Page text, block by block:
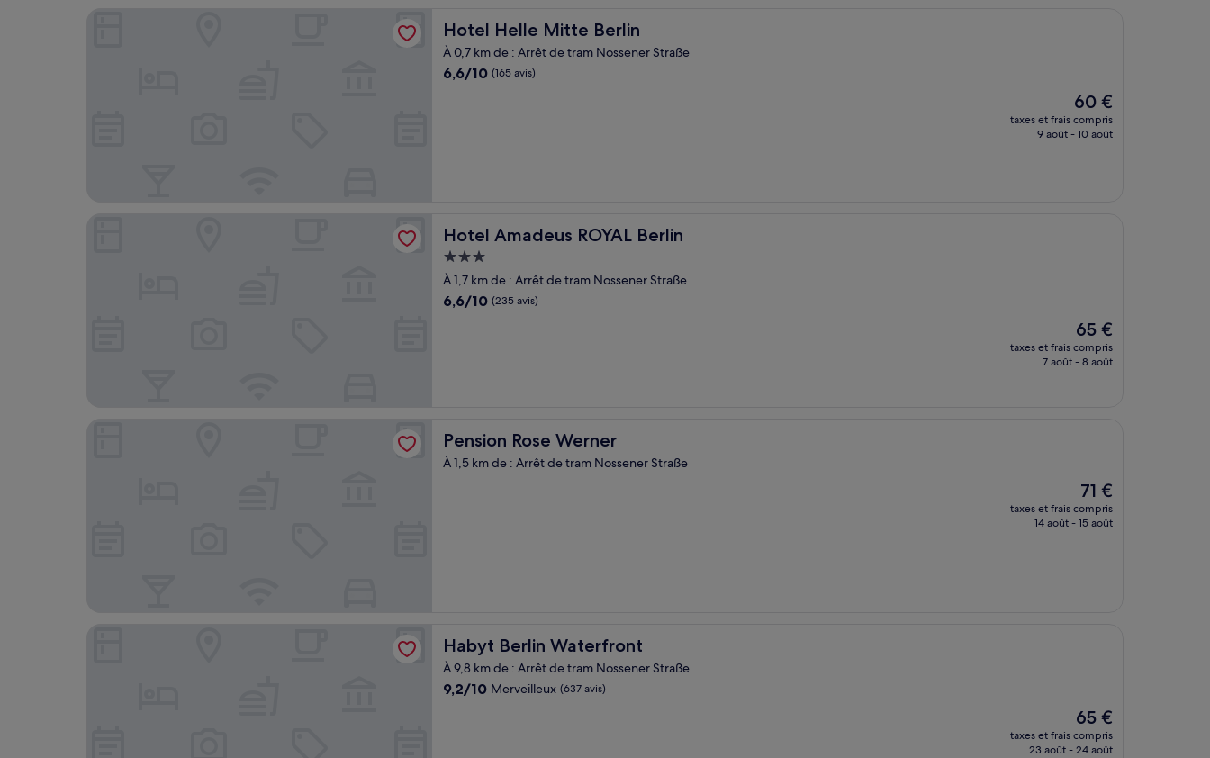
Hotel Helle Mitte Berlin
Hotel Helle Mitte Berlin
À 0,7 km de : Arrêt de tram Nossener Straße
6.6
6,6/10 (165 avis)
Le
nouveau
prix
60 €
taxes et frais compris
9 août - 10 août
Hotel Amadeus ROYAL Berlin
Hotel Amadeus ROYAL Berlin
Hébergement
3.0 étoiles
À 1,7 km de : Arrêt de tram Nossener Straße
6.6
6,6/10 (235 avis)
Le
nouveau
prix
65 €
taxes et frais compris
7 août - 8 août
Pension Rose Werner
Pension Rose Werner
À 1,5 km de : Arrêt de tram Nossener Straße
Le
nouveau
prix
71 €
taxes et frais compris
14 août - 15 août
Habyt Berlin Waterfront
Habyt Berlin Waterfront
À 9,8 km de : Arrêt de tram Nossener Straße
9.2
9,2/10 Merveilleux (637 avis)
Le
nouveau
prix
65 €
taxes et frais compris
23 août - 24 août